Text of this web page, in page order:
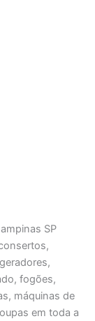
SP
fogões,
máquinas de
em toda a